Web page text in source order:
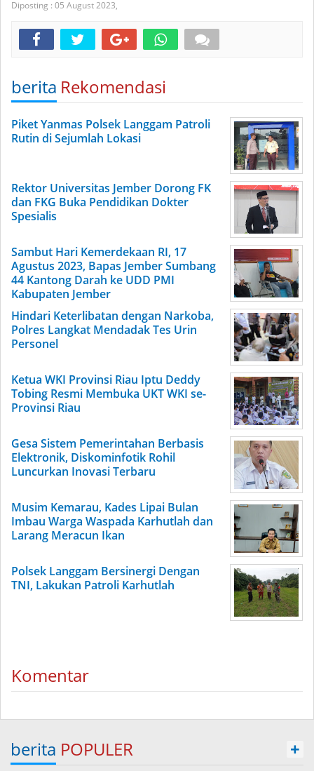
Diposting : 05 August 2023,
berita Rekomendasi
Piket Yanmas Polsek Langgam Patroli
Rutin di Sejumlah Lokasi
Rektor Universitas Jember Dorong FK
dan FKG Buka Pendidikan Dokter
Spesialis
Sambut Hari Kemerdekaan RI, 17
Agustus 2023, Bapas Jember Sumbang
44 Kantong Darah ke UDD PMI
Kabupaten Jember
Hindari Keterlibatan dengan Narkoba,
Polres Langkat Mendadak Tes Urin
Personel
Ketua WKI Provinsi Riau Iptu Deddy
Tobing Resmi Membuka UKT WKI se-
Provinsi Riau
Gesa Sistem Pemerintahan Berbasis
Elektronik, Diskominfotik Rohil
Luncurkan Inovasi Terbaru
Musim Kemarau, Kades Lipai Bulan
Imbau Warga Waspada Karhutlah dan
Larang Meracun Ikan
Polsek Langgam Bersinergi Dengan
TNI, Lakukan Patroli Karhutlah
Komentar
berita POPULER +